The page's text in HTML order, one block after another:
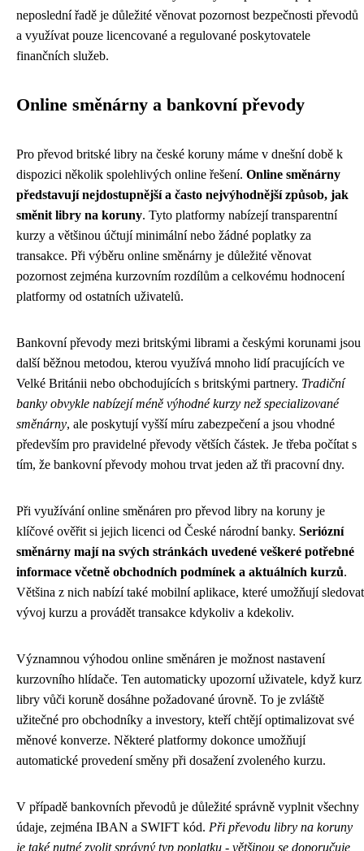
neposlední řadě je důležité věnovat pozornost bezpečnosti převodů
a využívat pouze licencované a regulované poskytovatele
finančních služeb.
Online směnárny a bankovní převody
Pro převod britské libry na české koruny máme v dnešní době k
dispozici několik spolehlivých online řešení. Online směnárny
představují nejdostupnější a často nejvýhodnější způsob, jak
směnit libry na koruny. Tyto platformy nabízejí transparentní
kurzy a většinou účtují minimální nebo žádné poplatky za
transakce. Při výběru online směnárny je důležité věnovat
pozornost zejména kurzovním rozdílům a celkovému hodnocení
platformy od ostatních uživatelů.
Bankovní převody mezi britskými librami a českými korunami jsou
další běžnou metodou, kterou využívá mnoho lidí pracujících ve
Velké Británii nebo obchodujících s britskými partnery. Tradiční
banky obvykle nabízejí méně výhodné kurzy než specializované
směnárny, ale poskytují vyšší míru zabezpečení a jsou vhodné
především pro pravidelné převody větších částek. Je třeba počítat s
tím, že bankovní převody mohou trvat jeden až tři pracovní dny.
Při využívání online směnáren pro převod libry na koruny je
klíčové ověřit si jejich licenci od České národní banky. Seriózní
směnárny mají na svých stránkách uvedené veškeré potřebné
informace včetně obchodních podmínek a aktuálních kurzů.
Většina z nich nabízí také mobilní aplikace, které umožňují sledovat
vývoj kurzu a provádět transakce kdykoliv a kdekoliv.
Významnou výhodou online směnáren je možnost nastavení
kurzovního hlídače. Ten automaticky upozorní uživatele, když kurz
libry vůči koruně dosáhne požadované úrovně. To je zvláště
užitečné pro obchodníky a investory, kteří chtějí optimalizovat své
měnové konverze. Některé platformy dokonce umožňují
automatické provedení směny při dosažení zvoleného kurzu.
V případě bankovních převodů je důležité správně vyplnit všechny
údaje, zejména IBAN a SWIFT kód. Při převodu libry na koruny
je také nutné zvolit správný typ poplatku - většinou se doporučuje